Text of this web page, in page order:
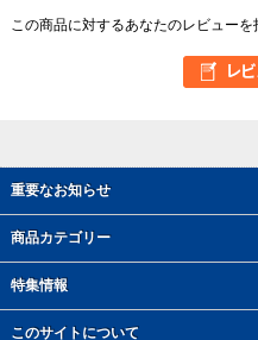
重要なお知らせ
商品カテゴリー
特集情報
このサイトについて
この商品に対するあなたのレビューを